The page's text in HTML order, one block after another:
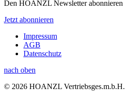
Den HOANZL Newsletter abonnieren
Jetzt abonnieren
Impressum
AGB
Datenschutz
nach oben
© 2026 HOANZL Vertriebsges.m.b.H.